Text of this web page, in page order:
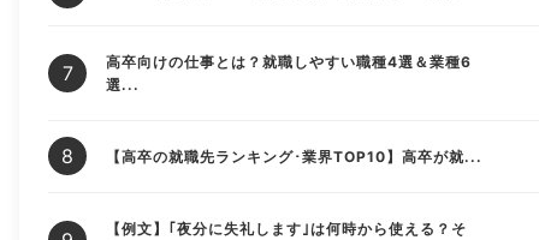
高卒向けの仕事とは？就職しやすい職種4選＆業種6
選...
【高卒の就職先ランキング･業界TOP10】高卒が就...
【例文】｢夜分に失礼します｣は何時から使える？そ